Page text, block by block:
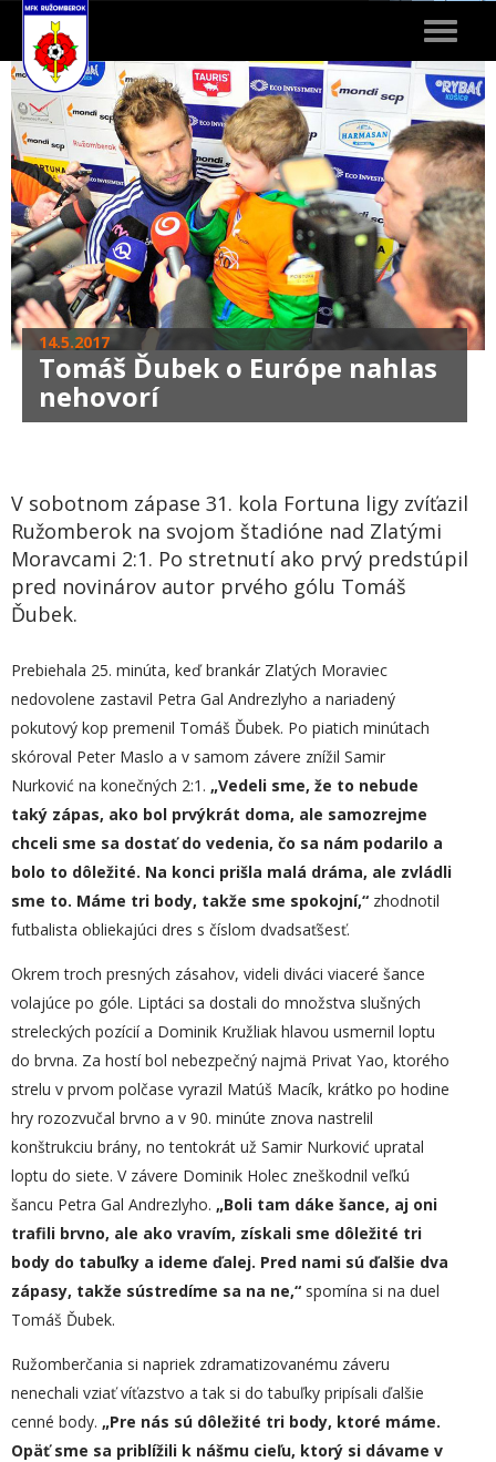
Toggle
14.5.2017
Tomáš Ďubek o Európe nahlas
nehovorí
V sobotnom zápase 31. kola Fortuna ligy zvíťazil
Ružomberok na svojom štadióne nad Zlatými
Moravcami 2:1. Po stretnutí ako prvý predstúpil
pred novinárov autor prvého gólu Tomáš
Ďubek.
Prebiehala 25. minúta, keď brankár Zlatých Moraviec
nedovolene zastavil Petra Gal Andrezlyho a nariadený
pokutový kop premenil Tomáš Ďubek. Po piatich minútach
skóroval Peter Maslo a v samom závere znížil Samir
Nurković na konečných 2:1. „Vedeli sme, že to nebude
taký zápas, ako bol prvýkrát doma, ale samozrejme
chceli sme sa dostať do vedenia, čo sa nám podarilo a
bolo to dôležité. Na konci prišla malá dráma, ale zvládli
sme to. Máme tri body, takže sme spokojní,“ zhodnotil
futbalista obliekajúci dres s číslom dvadsaťšesť.
Okrem troch presných zásahov, videli diváci viaceré šance
volajúce po góle. Liptáci sa dostali do množstva slušných
streleckých pozícií a Dominik Kružliak hlavou usmernil loptu
do brvna. Za hostí bol nebezpečný najmä Privat Yao, ktorého
strelu v prvom polčase vyrazil Matúš Macík, krátko po hodine
hry rozozvučal brvno a v 90. minúte znova nastrelil
konštrukciu brány, no tentokrát už Samir Nurković upratal
loptu do siete. V závere Dominik Holec zneškodnil veľkú
šancu Petra Gal Andrezlyho. „Boli tam dáke šance, aj oni
trafili brvno, ale ako vravím, získali sme dôležité tri
body do tabuľky a ideme ďalej. Pred nami sú ďalšie dva
zápasy, takže sústredíme sa na ne,“ spomína si na duel
Tomáš Ďubek.
Ružomberčania si napriek zdramatizovanému záveru
nenechali vziať víťazstvo a tak si do tabuľky pripísali ďalšie
cenné body. „Pre nás sú dôležité tri body, ktoré máme.
Opäť sme sa priblížili k nášmu cieľu, ktorý si dávame v